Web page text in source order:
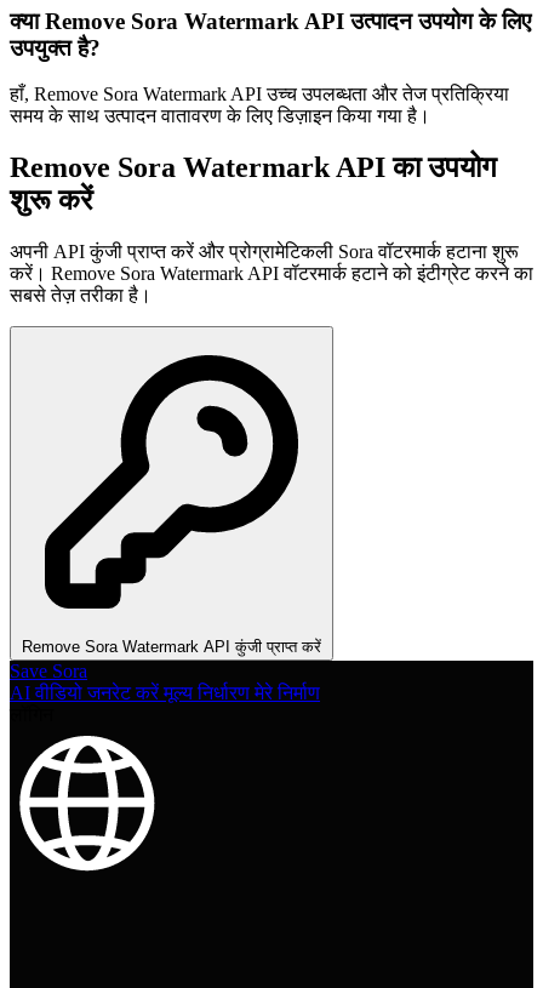
क्या Remove Sora Watermark API उत्पादन उपयोग के लिए
उपयुक्त है?
हाँ, Remove Sora Watermark API उच्च उपलब्धता और तेज प्रतिक्रिया
समय के साथ उत्पादन वातावरण के लिए डिज़ाइन किया गया है।
Remove Sora Watermark API का उपयोग
शुरू करें
अपनी API कुंजी प्राप्त करें और प्रोग्रामेटिकली Sora वॉटरमार्क हटाना शुरू
करें। Remove Sora Watermark API वॉटरमार्क हटाने को इंटीग्रेट करने का
सबसे तेज़ तरीका है।
Remove Sora Watermark API कुंजी प्राप्त करें
Save Sora
AI वीडियो जनरेट करें मूल्य निर्धारण मेरे निर्माण